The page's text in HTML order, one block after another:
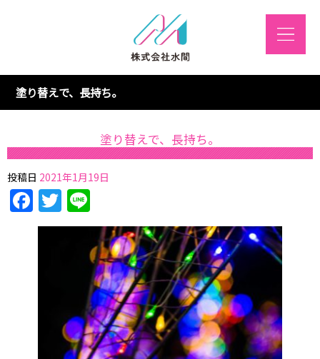
塗り替えで、長持ち。
塗り替えで、長持ち。
投稿日 2021年1月19日
Facebook
Twitter